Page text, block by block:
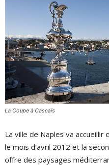
La Coupe à Cascaïs
La ville de Naples va
le mois d’avril 2012 et la
offre des paysages